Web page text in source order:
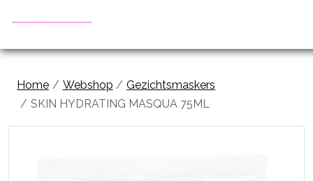
Home Webshop
Gezichtsmaskers
SKIN HYDRATING MASQUA 75ML